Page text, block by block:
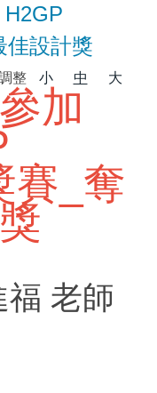
佳設計獎
整 小 中 大
加
賽_奪
老師